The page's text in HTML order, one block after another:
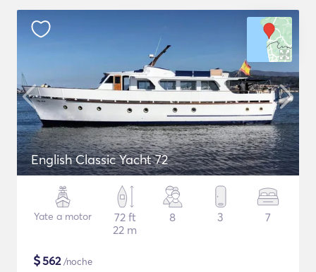
English Classic Yacht 72
Yate a motor
72 ft
22 m
8 3 7
$562/noche